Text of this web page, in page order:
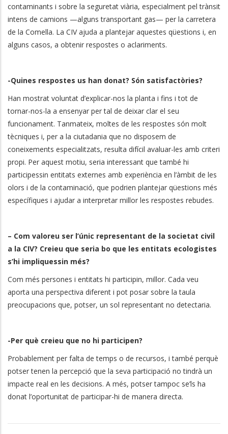
contaminants i sobre la seguretat viària, especialment pel trànsit
intens de camions —alguns transportant gas— per la carretera
de la Comella. La CIV ajuda a plantejar aquestes qüestions i, en
alguns casos, a obtenir respostes o aclariments.
-Quines respostes us han donat? Són satisfactòries?
Han mostrat voluntat d’explicar-nos la planta i fins i tot de
tornar-nos-la a ensenyar per tal de deixar clar el seu
funcionament. Tanmateix, moltes de les respostes són molt
tècniques i, per a la ciutadania que no disposem de
coneixements especialitzats, resulta difícil avaluar-les amb criteri
propi. Per aquest motiu, seria interessant que també hi
participessin entitats externes amb experiència en l’àmbit de les
olors i de la contaminació, que podrien plantejar qüestions més
específiques i ajudar a interpretar millor les respostes rebudes.
– Com valoreu ser l’únic representant de la societat civil
a la CIV? Creieu que seria bo que les entitats ecologistes
s’hi impliquessin més?
Com més persones i entitats hi participin, millor. Cada veu
aporta una perspectiva diferent i pot posar sobre la taula
preocupacions que, potser, un sol representant no detectaria.
-Per què creieu que no hi participen?
Probablement per falta de temps o de recursos, i també perquè
potser tenen la percepció que la seva participació no tindrà un
impacte real en les decisions. A més, potser tampoc se’ls ha
donat l’oportunitat de participar-hi de manera directa.